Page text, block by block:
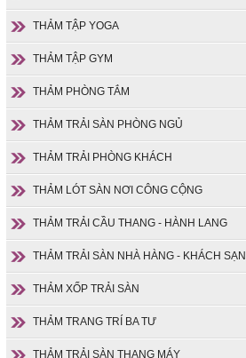
THẢM TẬP YOGA
THẢM TẬP GYM
THẢM PHÒNG TẮM
THẢM TRẢI SÀN PHÒNG NGỦ
THẢM TRẢI PHÒNG KHÁCH
THẢM LÓT SÀN NƠI CÔNG CỘNG
THẢM TRẢI CẦU THANG - HÀNH LANG
THẢM TRẢI SÀN NHÀ HÀNG - KHÁCH SẠN
THẢM XỐP TRẢI SÀN
THẢM TRANG TRÍ BA TƯ
THẢM TRẢI SÀN THANG MÁY